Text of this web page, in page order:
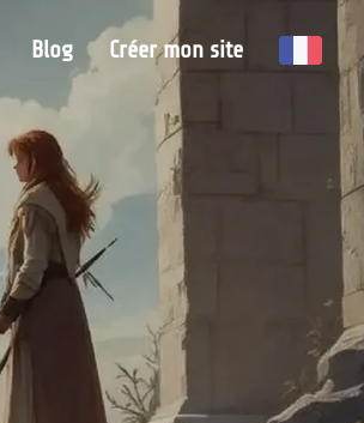
Blog Créer mon site